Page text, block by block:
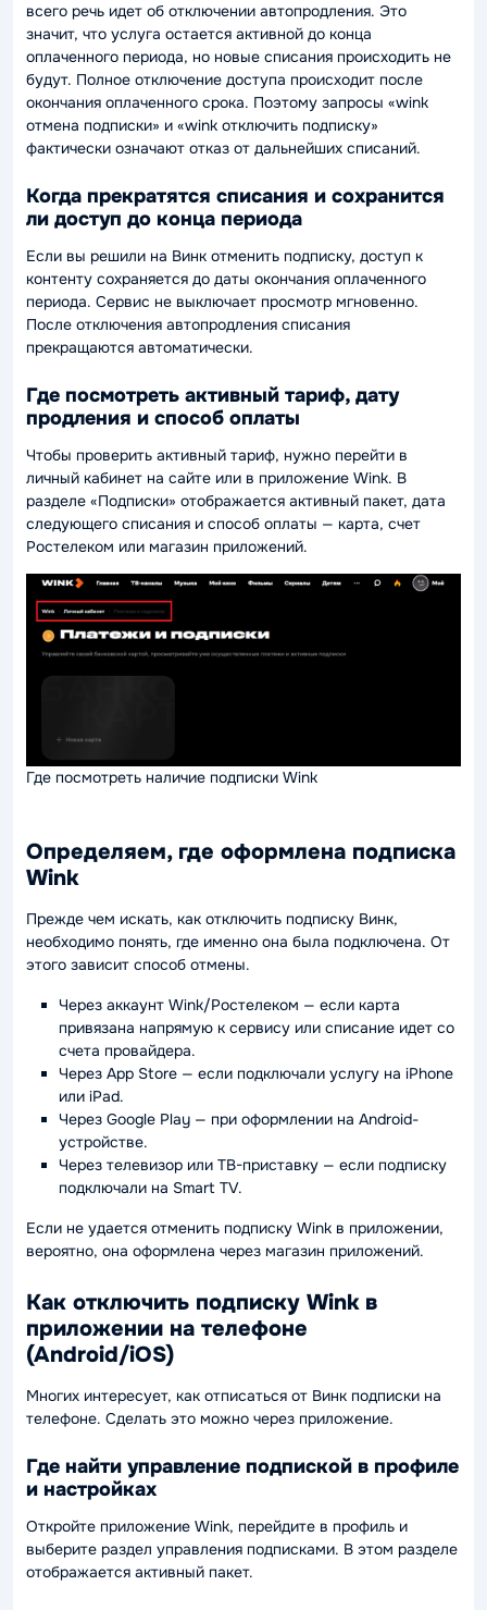
всего речь идет об отключении автопродления. Это
значит, что услуга остается активной до конца
оплаченного периода, но новые списания происходить не
будут. Полное отключение доступа происходит после
окончания оплаченного срока. Поэтому запросы «wink
отмена подписки» и «wink отключить подписку»
фактически означают отказ от дальнейших списаний.
Когда прекратятся списания и сохранится
ли доступ до конца периода
Если вы решили на Винк отменить подписку, доступ к
контенту сохраняется до даты окончания оплаченного
периода. Сервис не выключает просмотр мгновенно.
После отключения автопродления списания
прекращаются автоматически.
Где посмотреть активный тариф, дату
продления и способ оплаты
Чтобы проверить активный тариф, нужно перейти в
личный кабинет на сайте или в приложение Wink. В
разделе «Подписки» отображается активный пакет, дата
следующего списания и способ оплаты — карта, счет
Ростелеком или магазин приложений.
Где посмотреть наличие подписки Wink
Определяем, где оформлена подписка
Wink
Прежде чем искать, как отключить подписку Винк,
необходимо понять, где именно она была подключена. От
этого зависит способ отмены.
Через аккаунт Wink/Ростелеком — если карта
привязана напрямую к сервису или списание идет со
счета провайдера.
Через App Store — если подключали услугу на iPhone
или iPad.
Через Google Play — при оформлении на Android-
устройстве.
Через телевизор или ТВ-приставку — если подписку
подключали на Smart TV.
Если не удается отменить подписку Wink в приложении,
вероятно, она оформлена через магазин приложений.
Как отключить подписку Wink в
приложении на телефоне
(Android/iOS)
Многих интересует, как отписаться от Винк подписки на
телефоне. Сделать это можно через приложение.
Где найти управление подпиской в профиле
и настройках
Откройте приложение Wink, перейдите в профиль и
выберите раздел управления подписками. В этом разделе
отображается активный пакет.